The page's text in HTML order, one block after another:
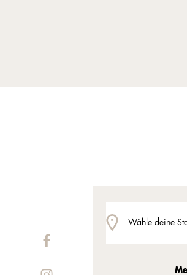
Wähle deine